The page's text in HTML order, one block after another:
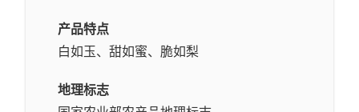
产品特点
白如玉、甜如蜜、脆如梨
地理标志